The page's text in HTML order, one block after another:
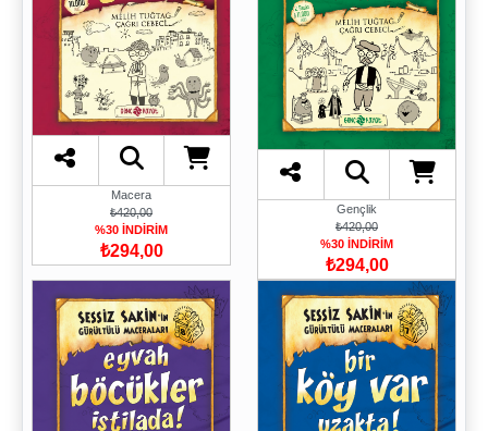
Macera
₺420,00
%30 İNDİRİM
₺294,00
Gençlik
₺420,00
%30 İNDİRİM
₺294,00